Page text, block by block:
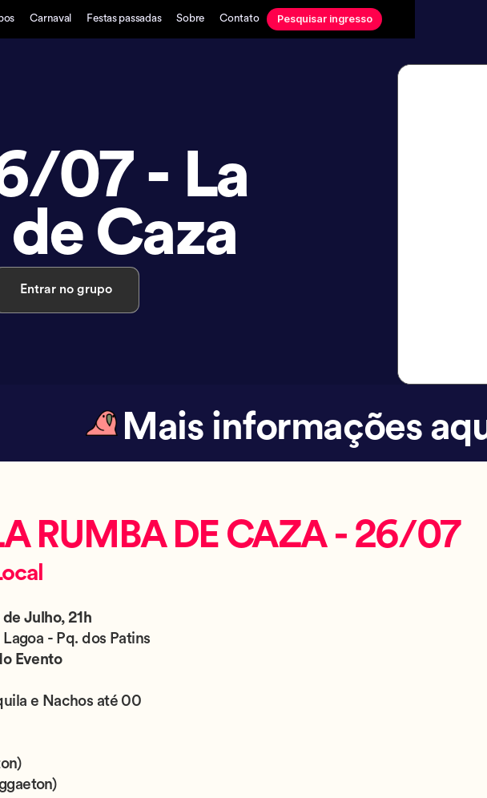
Carnaval Festas passadas Sobre Contato Pesquisar ingresso
07 - La
Caza
Entrar no grupo
Mais informações
RUMBA DE CAZA - 26/07
Julho, 21h
Lagoa - Pq. dos Patins
Evento
e Nachos até 00